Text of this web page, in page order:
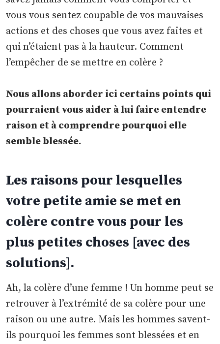
vous vous sentez coupable de vos mauvaises
actions et des choses que vous avez faites et
qui n’étaient pas à la hauteur. Comment
l’empêcher de se mettre en colère ?
Nous allons aborder ici certains points qui
pourraient vous aider à lui faire entendre
raison et à comprendre pourquoi elle
semble blessée.
Les raisons pour lesquelles
votre petite amie se met en
colère contre vous pour les
plus petites choses [avec des
solutions].
Ah, la colère d’une femme ! Un homme peut se
retrouver à l’extrémité de sa colère pour une
raison ou une autre. Mais les hommes savent-
ils pourquoi les femmes sont blessées et en